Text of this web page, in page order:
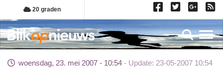
Overslaan
en
naar
de
gaan
20 graden
woensdag, 23. mei 2007 - 10:54 Update: 23-05-2007 10:54